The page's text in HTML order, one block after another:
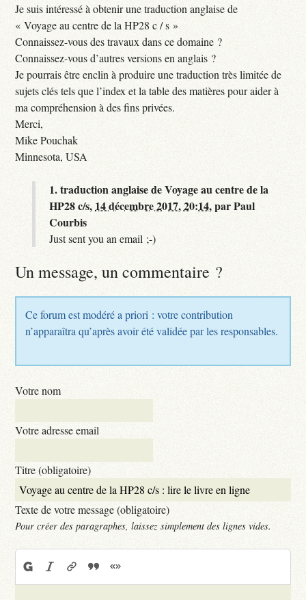
Je suis intéressé à obtenir une traduction anglaise de
« Voyage au centre de la HP28 c / s »
Connaissez-vous des travaux dans ce domaine ?
Connaissez-vous d’autres versions en anglais ?
Je pourrais être enclin à produire une traduction très limitée de
sujets clés tels que l’index et la table des matières pour aider à
ma compréhension à des fins privées.
Merci,
Mike Pouchak
Minnesota, USA
1.traduction anglaise de Voyage au centre de la
HP28 c/s, 14 décembre 2017, 20:14,parPaul
Courbis
Just sent you an email ;-)
Un message, un commentaire ?
Ce forum est modéré a priori : votre contribution
n’apparaîtra qu’après avoir été validée par les responsables.
Votre nom
Votre adresse email
Titre (obligatoire)
Texte de votre message (obligatoire)
Pour créer des paragraphes, laissez simplement des lignes vides.